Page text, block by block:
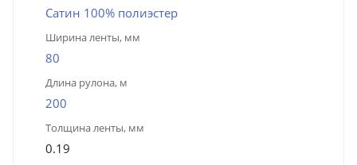
Сатин 100% полиэстер
Ширина ленты, мм
80
Длина рулона, м
200
Толщина ленты, мм
0.19